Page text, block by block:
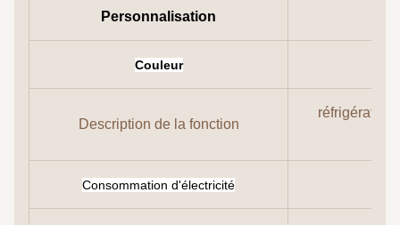
Personnalisation
Couleur
Description de la fonction
Consommation d'électricité